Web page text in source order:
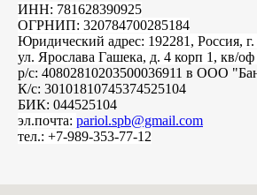
ИНН: 781628390925
ОГРНИП: 320784700285184
Юридический адрес: 192281, Россия, г.
ул. Ярослава Гашека, д. 4 корп 1, кв/оф
р/с: 40802810203500036911 в ООО
К/с: 30101810745374525104
БИК: 044525104
эл.почта: pariol.spb@gmail.com
тел.: +7-989-353-77-12